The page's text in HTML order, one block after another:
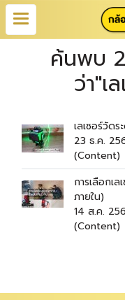
ค้นพบ
ว่า"เ
เลเซอร์วัด
23 ธ.ค.
(Content)
การเลือกเ
ภายใน)
14 ส.ค.
(Content)